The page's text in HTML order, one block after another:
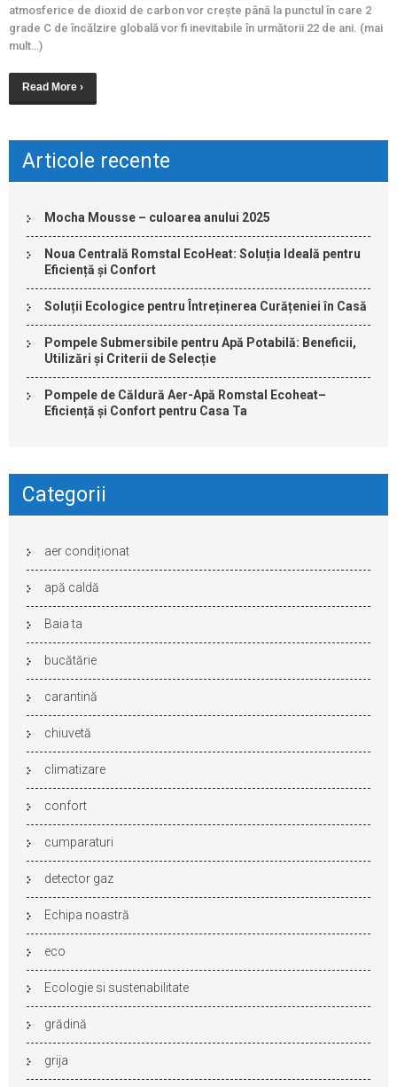
atmosferice de dioxid de carbon vor crește până la punctul în care 2
grade C de încălzire globală vor fi inevitabile în următorii 22 de ani. (mai
mult…)
Read More ›
Articole recente
Mocha Mousse – culoarea anului 2025
Noua Centrală Romstal EcoHeat: Soluția Ideală pentru
Eficiență și Confort
Soluții Ecologice pentru Întreținerea Curățeniei în Casă
Pompele Submersibile pentru Apă Potabilă: Beneficii,
Utilizări și Criterii de Selecție
Pompele de Căldură Aer-Apă Romstal Ecoheat–
Eficiență și Confort pentru Casa Ta
Categorii
aer condiționat
apă caldă
Baia ta
bucătărie
carantină
chiuvetă
climatizare
confort
cumparaturi
detector gaz
Echipa noastră
eco
Ecologie si sustenabilitate
grădină
grija